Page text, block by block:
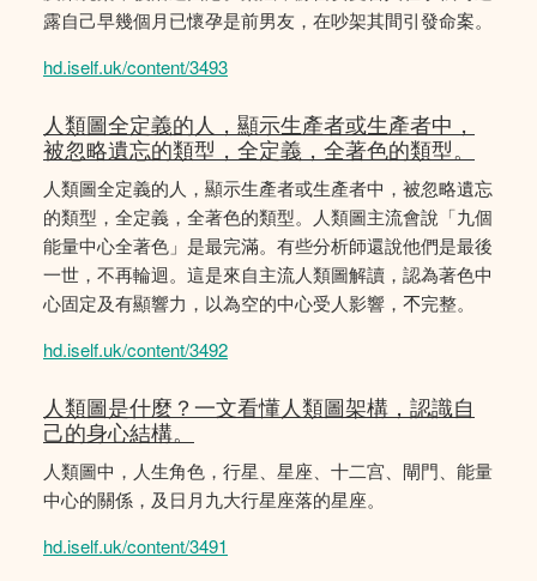
露自己早幾個月已懷孕是前男友，在吵架其間引發命案。
hd.iself.uk/content/3493
人類圖全定義的人，顯示生產者或生產者中，
被忽略遺忘的類型，全定義，全著色的類型。
人類圖全定義的人，顯示生產者或生產者中，被忽略遺忘
的類型，全定義，全著色的類型。人類圖主流會說「九個
能量中心全著色」是最完滿。有些分析師還說他們是最後
一世，不再輪迴。這是來自主流人類圖解讀，認為著色中
心固定及有顯響力，以為空的中心受人影響，𣎴完整。
hd.iself.uk/content/3492
人類圖是什麼？一文看懂人類圖架構，認識自
己的身心結構。
人類圖中，人生角色，行星、星座、十二宫、閘門、能量
中心的關係，及日月九大行星座落的星座。
hd.iself.uk/content/3491